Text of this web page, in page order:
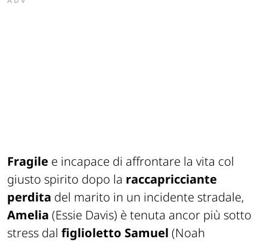
Fragile e incapace di affrontare la vita col
giusto spirito dopo la raccapricciante
perdita del marito in un incidente stradale,
Amelia (Essie Davis) è tenuta ancor più sotto
stress dal figlioletto Samuel (Noah